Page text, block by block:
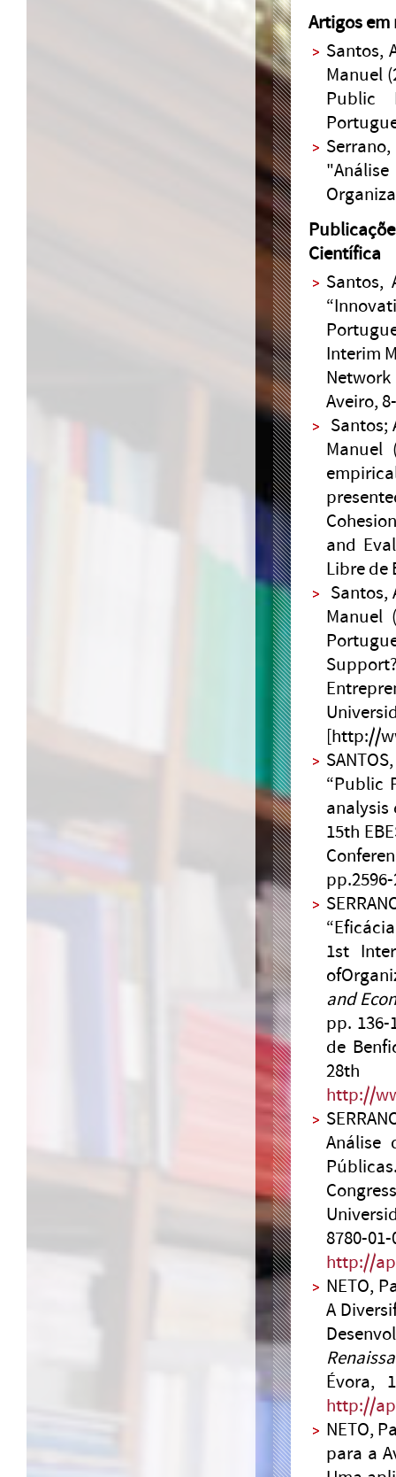
Artigos
Santos,
Manuel
Public
Científica
Santos,
Interim
Aveiro,
Santos;
Manuel
and
Libre de
Santos,
Manuel
[http://
“Public
analysis
15th
1st
and
pp.
de
28th
http://
Análise
8780-
http://
NETO,
A
Évora,
http://
NETO,
para a